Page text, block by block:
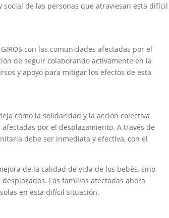
de las personas que atraviesan esta difícil
con las comunidades afectadas por el
de seguir colaborando activamente en la
y apoyo para mitigar los efectos de esta
cómo la solidaridad y la acción colectiva
por el desplazamiento. A través de
debe ser inmediata y efectiva, con el
de la calidad de vida de los bebés, sino
Las familias afectadas ahora
en esta difícil situación.